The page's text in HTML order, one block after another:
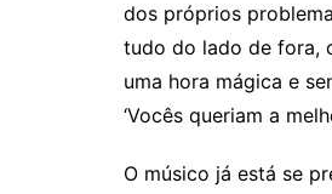
dos próprios
tudo do lado de fora,
uma hora mágica e
‘Vocês queriam a
O músico já está se